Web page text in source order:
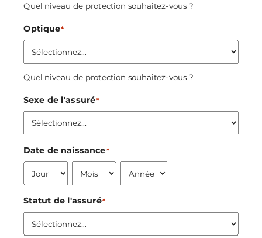
Quel niveau de protection souhaitez-vous ?
Optique*
Quel niveau de protection souhaitez-vous ?
Sexe de l'assuré*
Date de naissance*
Statut de l'assuré*